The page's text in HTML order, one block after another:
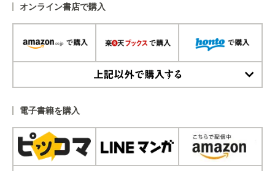
オンライン書店で購入
電子書籍を購入